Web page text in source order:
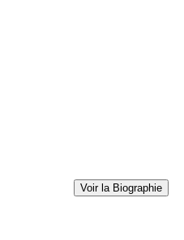
Voir la Biographie